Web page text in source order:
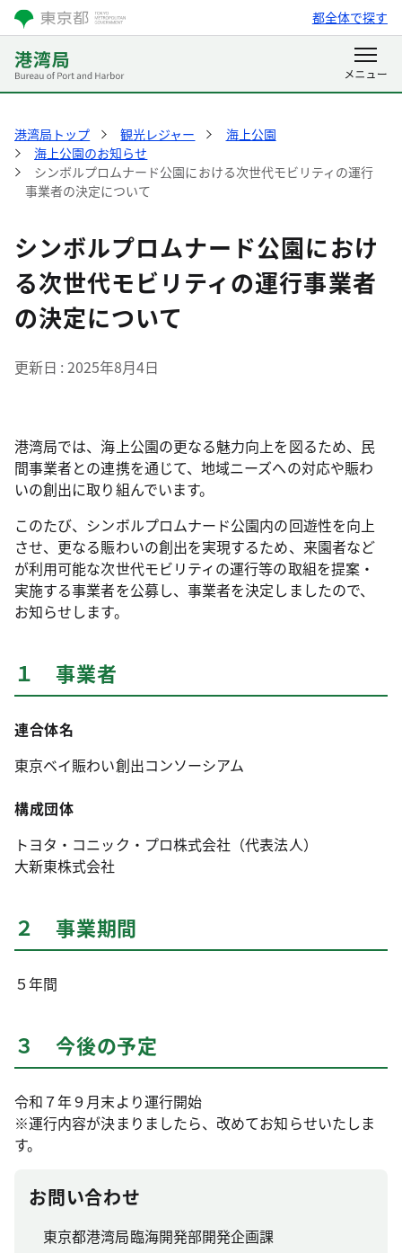
都全体で探す
港湾局トップ 観光レジャー
海上公園
海上公園のお知らせ
シンボルプロムナード公園における次世代モビリティの運行
事業者の決定について
シンボルプロムナード公園におけ
る次世代モビリティの運行事業者
の決定について
更新日 2025年8月4日
港湾局では、海上公園の更なる魅力向上を図るため、民
間事業者との連携を通じて、地域ニーズへの対応や賑わ
いの創出に取り組んでいます。
このたび、シンボルプロムナード公園内の回遊性を向上
させ、更なる賑わいの創出を実現するため、来園者など
が利用可能な次世代モビリティの運行等の取組を提案・
実施する事業者を公募し、事業者を決定しましたので、
お知らせします。
１ 事業者
連合体名
東京ベイ賑わい創出コンソーシアム
構成団体
トヨタ・コニック・プロ株式会社（代表法人）
大新東株式会社
２ 事業期間
５年間
３ 今後の予定
令和７年９月末より運行開始
※運行内容が決まりましたら、改めてお知らせいたしま
す。
お問い合わせ
東京都港湾局臨海開発部開発企画課